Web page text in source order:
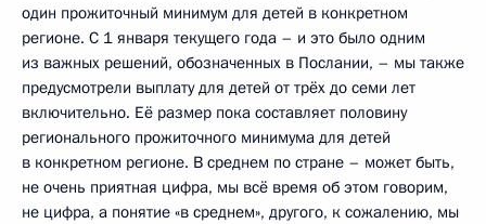
один прожиточный минимум для детей в конкретном
регионе. С 1 января текущего года – и это было одним
из важных решений, обозначенных в Послании, – мы также
предусмотрели выплату для детей от трёх до семи лет
включительно. Её размер пока составляет половину
регионального прожиточного минимума для детей
в конкретном регионе. В среднем по стране – может быть,
не очень приятная цифра, мы всё время об этом говорим,
не цифра, а понятие «в среднем», другого, к сожалению, мы